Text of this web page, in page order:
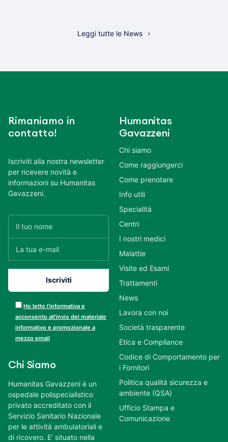
Leggi tutte le News
Rimaniamo in
contatto!
Iscriviti alla nostra newsletter
per ricevere novità e
informazioni su Humanitas
Gavazzeni.
Ho letto l’informativa e
acconsento all’invio del materiale
informativo e promozionale a
mezzo email
Chi Siamo
Humanitas Gavazzeni è un
ospedale polispecialistico
privato accreditato con il
Servizio Sanitario Nazionale
per le attività ambulatoriali e
di ricovero. E’ situato nella
Humanitas
Gavazzeni
Chi siamo
Come raggiungerci
Come prenotare
Info utili
Specialità
Centri
I nostri medici
Malattie
Visite ed Esami
Trattamenti
News
Lavora con noi
Società trasparente
Etica e Compliance
Codice di Comportamento per
i Fornitori
Politica qualità sicurezza e
ambiente (QSA)
Ufficio Stampa e
Comunicazione